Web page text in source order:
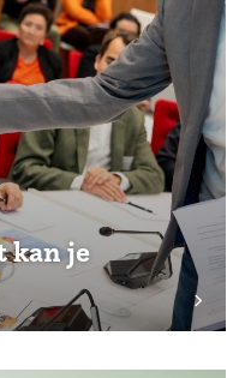
kan je